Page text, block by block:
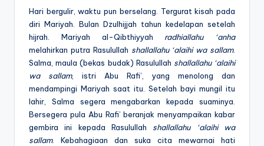
Hari bergulir, waktu pun berselang. Tergurat kisah pada
diri Mariyah. Bulan Dzulhijjah tahun kedelapan setelah
hijrah. Mariyah al-Qibthiyyah radhiallahu ‘anha
melahirkan putra Rasulullah shallallahu ‘alaihi wa sallam.
Salma, maula (bekas budak) Rasulullah shallallahu ‘alaihi
wa sallam, istri Abu Rafi’, yang menolong dan
mendampingi Mariyah saat itu. Setelah bayi mungil itu
lahir, Salma segera mengabarkan kepada suaminya.
Bersegera pula Abu Rafi’ beranjak menyampaikan kabar
gembira ini kepada Rasulullah shallallahu ‘alaihi wa
sallam. Kebahagiaan dan suka cita mewarnai hati